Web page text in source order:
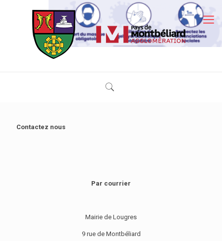
Contactez nous
Par courrier
Mairie de Lougres
9 rue de Montbéliard